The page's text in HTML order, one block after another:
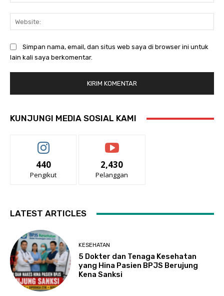
Simpan nama, email, dan situs web saya di browser ini untuk
lain kali saya berkomentar.
KUNJUNGI MEDIA SOSIAL KAMI
440
Pengikut
2,430
Pelanggan
LATEST ARTICLES
KESEHATAN
5 Dokter dan Tenaga Kesehatan
yang Hina Pasien BPJS Berujung
Kena Sanksi